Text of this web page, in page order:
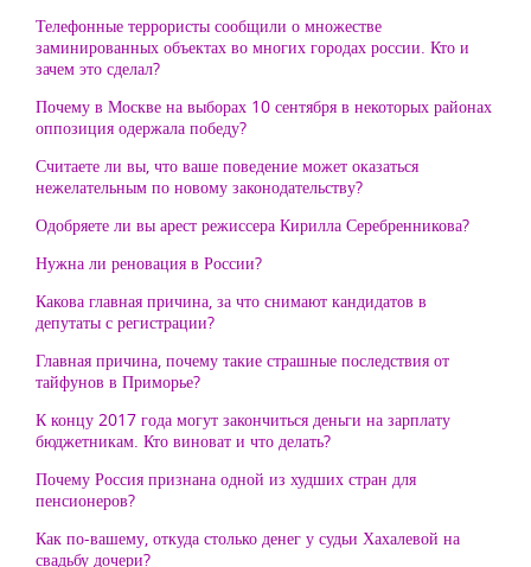
Телефонные террористы сообщили о множестве
заминированных объектах во многих городах россии. Кто и
зачем это сделал?
Почему в Москве на выборах 10 сентября в некоторых районах
оппозиция одержала победу?
Считаете ли вы, что ваше поведение может оказаться
нежелательным по новому законодательству?
Одобряете ли вы арест режиссера Кирилла Серебренникова?
Нужна ли реновация в России?
Какова главная причина, за что снимают кандидатов в
депутаты с регистрации?
Главная причина, почему такие страшные последствия от
тайфунов в Приморье?
К концу 2017 года могут закончиться деньги на зарплату
бюджетникам. Кто виноват и что делать?
Почему Россия признана одной из худших стран для
пенсионеров?
Как по-вашему, откуда столько денег у судьи Хахалевой на
свадьбу дочери?